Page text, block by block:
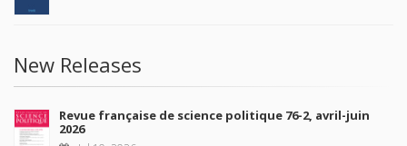
New Releases
Revue française de science politique 76-2, avril-juin
2026